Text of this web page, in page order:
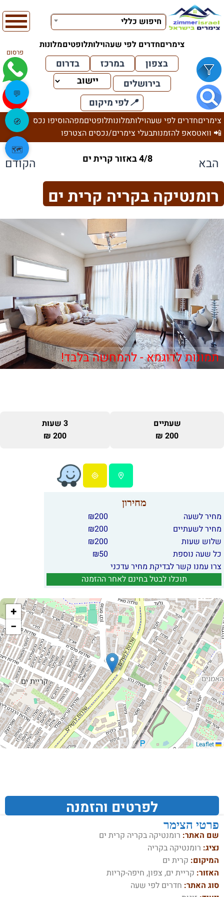
חיפוש כללי
צימריםחדרים לפי שעהוילותלופטיםמלונות
פרסום
בצפון במרכז
בדרום
בירושלים
📍לפי מיקום
צימריםחדרים לפי שעהוילותמלונותלופטיםמפההוסיפו נכס
📲 וואטסאפ להזמנותבעלי צימרים/נכסים הצטרפו
הבא 4/8 באזור קרית ים הקודם
רומנטיקה בקריה קרית ים
תמונות לדוגמא - להמחשה בלבד!
שעתיים
200 ₪
3 שעות
200 ₪
מחירון
מחיר לשעה 200
₪
מחיר לשעתיים
200
₪
שלוש שעות
200
₪
כל שעה נוספת
50
₪
צרו עמנו קשר לבדיקת מחיר עדכני
תוכלו לבטל בחינם לאחר ההזמנה
+
−
לפרטים והזמנה
פרטי הצימר
שם האתר: רומנטיקה בקריה קרית ים
נציג: רומנטיקה בקריה
המיקום: קרית ים
האזור: קריית ים‏, צפון, חיפה-קריות
סוג האתר: חדרים לפי שעה
💬
🧭
🗺️